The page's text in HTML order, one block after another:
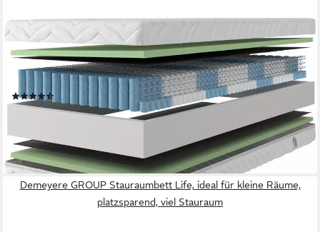
OTTO HOME
Taschenfederkernmatratze Sonet 24, 7 Zonen Matratze 90x200
cm, 140x200 cm & mehr, 24 cm hoch, Wendematratze
H2/H3/H4, ergonomisch, 1000 Federn (bei 100x200 cm)
ab 159,99 € UVP349,90 €
-54%
lieferbar - in 2-3 Werktagen bei dir
Demeyere GROUP Stauraumbett Life, ideal für kleine Räume,
platzsparend, viel Stauraum